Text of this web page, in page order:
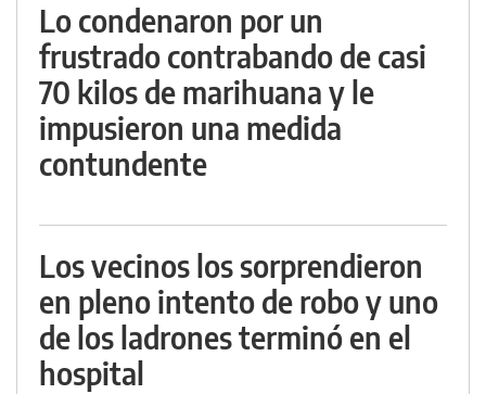
Lo condenaron por un
frustrado contrabando de casi
70 kilos de marihuana y le
impusieron una medida
contundente
Los vecinos los sorprendieron
en pleno intento de robo y uno
de los ladrones terminó en el
hospital